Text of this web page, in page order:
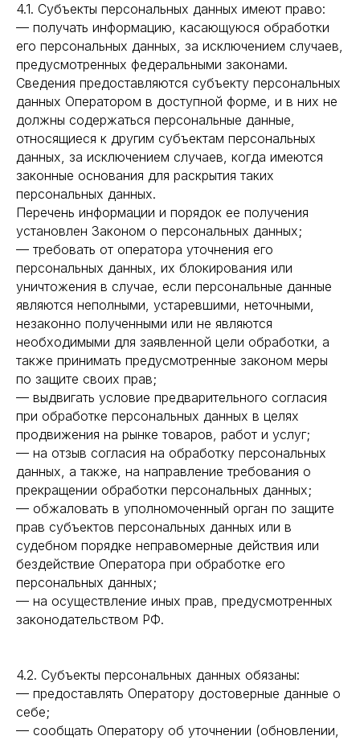
4.1. Субъекты персональных данных имеют право:
— получать информацию, касающуюся обработки
его персональных данных, за исключением случаев,
предусмотренных федеральными законами.
Сведения предоставляются субъекту персональных
данных Оператором в доступной форме, и в них не
должны содержаться персональные данные,
относящиеся к другим субъектам персональных
данных, за исключением случаев, когда имеются
законные основания для раскрытия таких
персональных данных.
Перечень информации и порядок ее получения
установлен Законом о персональных данных;
— требовать от оператора уточнения его
персональных данных, их блокирования или
уничтожения в случае, если персональные данные
являются неполными, устаревшими, неточными,
незаконно полученными или не являются
необходимыми для заявленной цели обработки, а
также принимать предусмотренные законом меры
по защите своих прав;
— выдвигать условие предварительного согласия
при обработке персональных данных в целях
продвижения на рынке товаров, работ и услуг;
— на отзыв согласия на обработку персональных
данных, а также, на направление требования о
прекращении обработки персональных данных;
— обжаловать в уполномоченный орган по защите
прав субъектов персональных данных или в
судебном порядке неправомерные действия или
бездействие Оператора при обработке его
персональных данных;
— на осуществление иных прав, предусмотренных
законодательством РФ.
4.2. Субъекты персональных данных обязаны:
— предоставлять Оператору достоверные данные о
себе;
— сообщать Оператору об уточнении (обновлении,